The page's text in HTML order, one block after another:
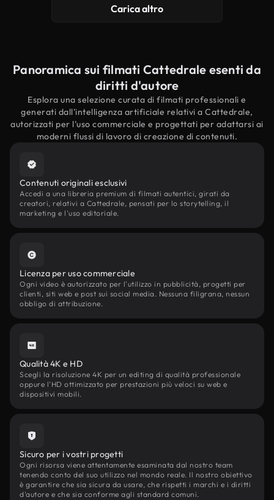
Carica altro
Panoramica sui filmati Cattedrale esenti da
diritti d'autore
Esplora una selezione curata di filmati professionali e
generati dall'intelligenza artificiale relativi a Cattedrale,
autorizzati per l'uso commerciale e progettati per adattarsi ai
moderni flussi di lavoro di creazione di contenuti.
Contenuti originali esclusivi
Accedi a una libreria premium di filmati autentici, girati da
creatori, relativi a Cattedrale, pensati per lo storytelling, il
marketing e l'uso editoriale.
Licenza per uso commerciale
Ogni video è autorizzato per l'utilizzo in pubblicità, progetti per
clienti, siti web e post sui social media. Nessuna filigrana, nessun
obbligo di attribuzione.
Qualità 4K e HD
Scegli la risoluzione 4K per un editing di qualità professionale
oppure l'HD ottimizzato per prestazioni più veloci su web e
dispositivi mobili.
Sicuro per i vostri progetti
Ogni risorsa viene attentamente esaminata dal nostro team
tenendo conto del suo utilizzo nel mondo reale. Il nostro obiettivo
è garantire che sia sicura da usare, che rispetti i marchi e i diritti
d'autore e che sia conforme agli standard comuni.